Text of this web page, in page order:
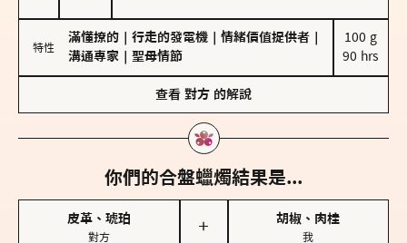
特性
滿懂撩的 行走的發電機 情緒價值提供者
溝通專家
聖母情節
100 g
90 hrs
查看 對方 的解說
你們的合盤蠟燭結果是...
皮革、琥珀
對方
＋
胡椒、肉桂
我